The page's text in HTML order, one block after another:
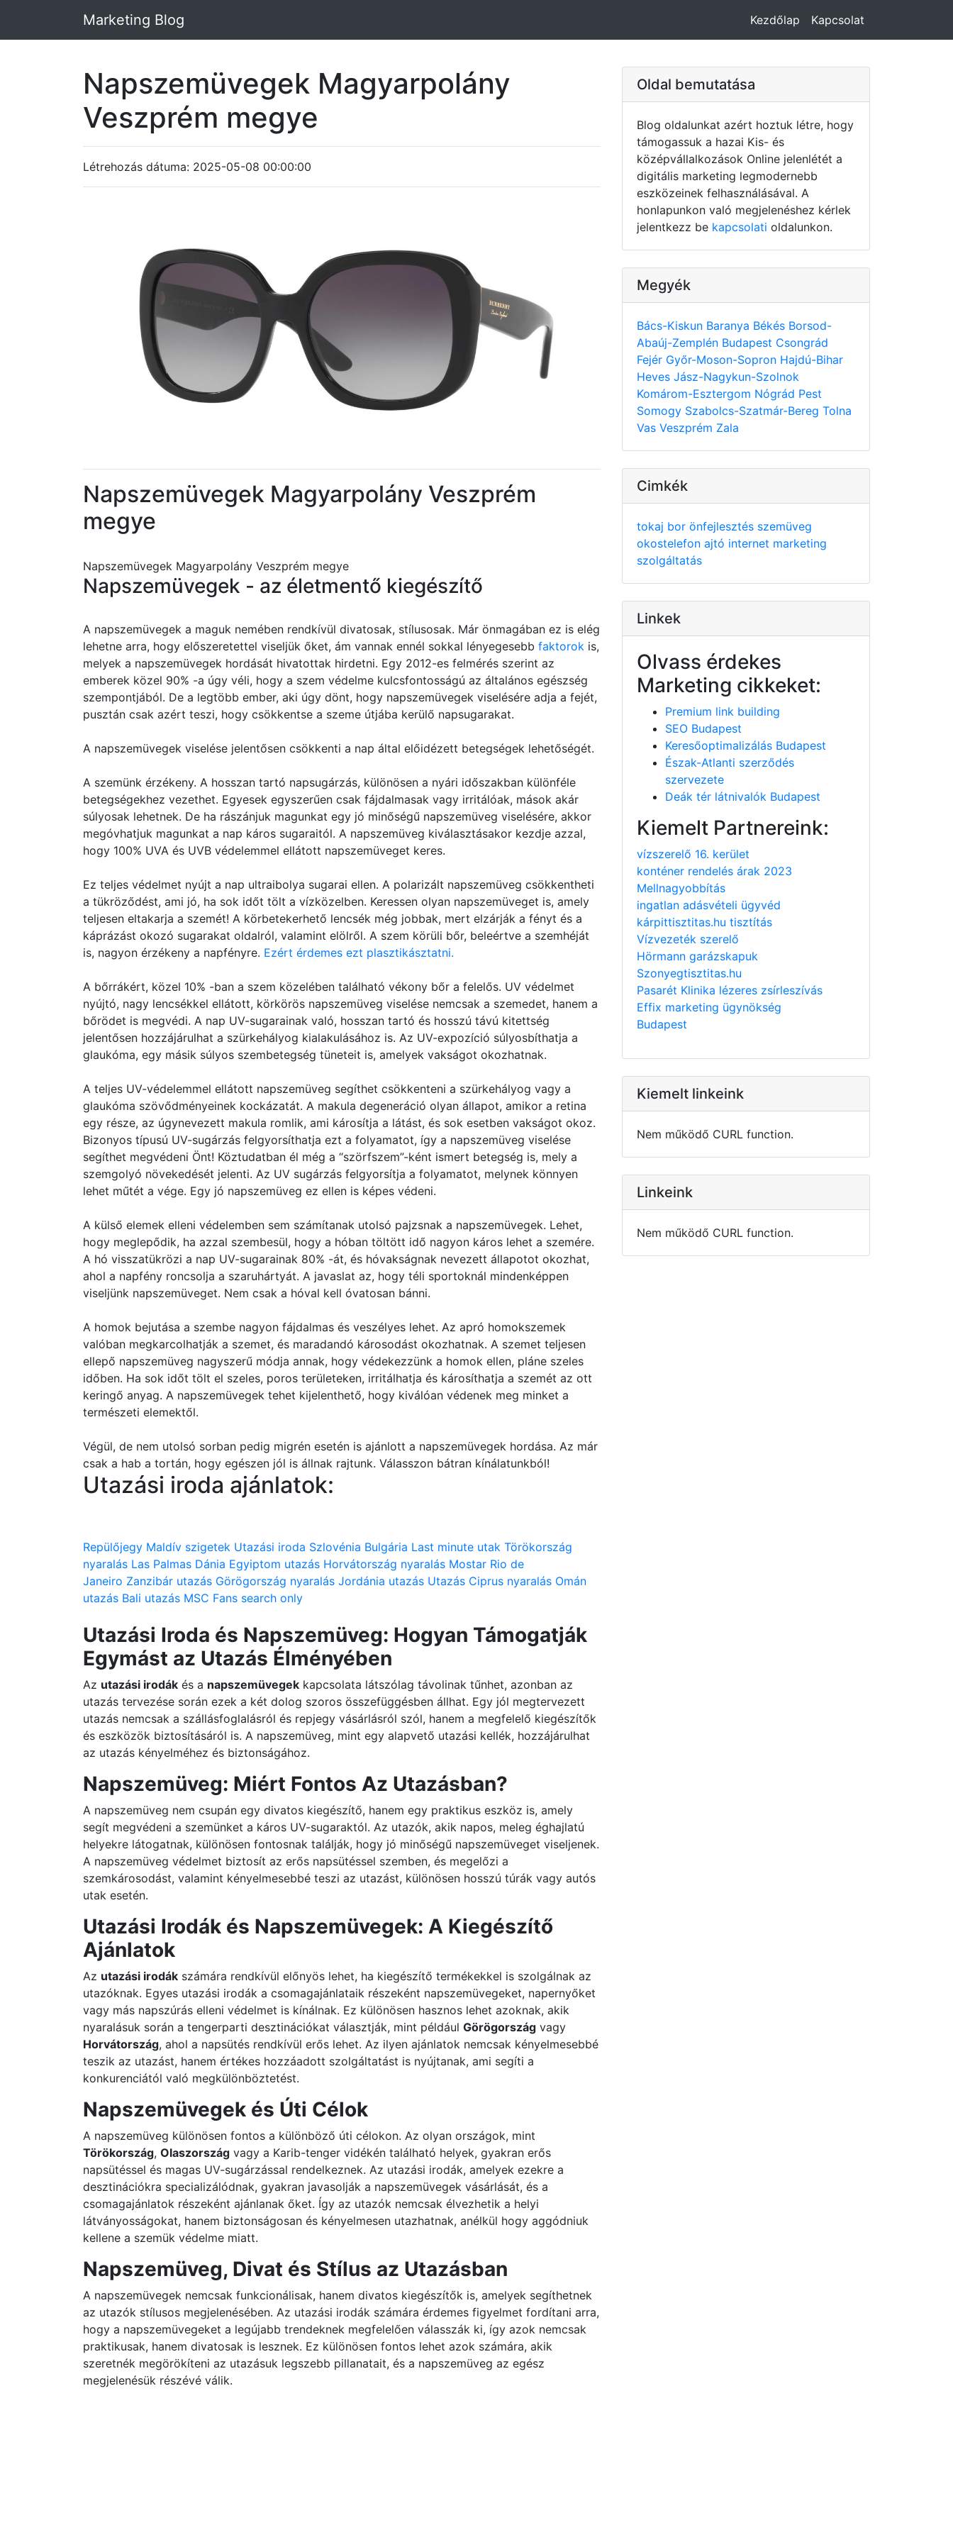
Marketing Blog Kezdőlap Kapcsolat
Napszemüvegek Magyarpolány
Veszprém megye
Létrehozás dátuma: 2025-05-08 00:00:00
Napszemüvegek Magyarpolány Veszprém
megye
Napszemüvegek Magyarpolány Veszprém megye
Napszemüvegek - az életmentő kiegészítő
A napszemüvegek a maguk nemében rendkívül divatosak, stílusosak. Már önmagában ez is elég
lehetne arra, hogy előszeretettel viseljük őket, ám vannak ennél sokkal lényegesebb faktorok is,
melyek a napszemüvegek hordását hivatottak hirdetni. Egy 2012-es felmérés szerint az
emberek közel 90% -a úgy véli, hogy a szem védelme kulcsfontosságú az általános egészség
szempontjából. De a legtöbb ember, aki úgy dönt, hogy napszemüvegek viselésére adja a fejét,
pusztán csak azért teszi, hogy csökkentse a szeme útjába kerülő napsugarakat.
A napszemüvegek viselése jelentősen csökkenti a nap által előidézett betegségek lehetőségét.
A szemünk érzékeny. A hosszan tartó napsugárzás, különösen a nyári időszakban különféle
betegségekhez vezethet. Egyesek egyszerűen csak fájdalmasak vagy irritálóak, mások akár
súlyosak lehetnek. De ha rászánjuk magunkat egy jó minőségű napszemüveg viselésére, akkor
megóvhatjuk magunkat a nap káros sugaraitól. A napszemüveg kiválasztásakor kezdje azzal,
hogy 100% UVA és UVB védelemmel ellátott napszemüveget keres.
Ez teljes védelmet nyújt a nap ultraibolya sugarai ellen. A polarizált napszemüveg csökkentheti
a tükröződést, ami jó, ha sok időt tölt a vízközelben. Keressen olyan napszemüveget is, amely
teljesen eltakarja a szemét! A körbetekerhető lencsék még jobbak, mert elzárják a fényt és a
káprázást okozó sugarakat oldalról, valamint elölről. A szem körüli bőr, beleértve a szemhéját
is, nagyon érzékeny a napfényre. Ezért érdemes ezt plasztikásztatni.
A bőrrákért, közel 10% -ban a szem közelében található vékony bőr a felelős. UV védelmet
nyújtó, nagy lencsékkel ellátott, körkörös napszemüveg viselése nemcsak a szemedet, hanem a
bőrödet is megvédi. A nap UV-sugarainak való, hosszan tartó és hosszú távú kitettség
jelentősen hozzájárulhat a szürkehályog kialakulásához is. Az UV-expozíció súlyosbíthatja a
glaukóma, egy másik súlyos szembetegség tüneteit is, amelyek vakságot okozhatnak.
A teljes UV-védelemmel ellátott napszemüveg segíthet csökkenteni a szürkehályog vagy a
glaukóma szövődményeinek kockázatát. A makula degeneráció olyan állapot, amikor a retina
egy része, az úgynevezett makula romlik, ami károsítja a látást, és sok esetben vakságot okoz.
Bizonyos típusú UV-sugárzás felgyorsíthatja ezt a folyamatot, így a napszemüveg viselése
segíthet megvédeni Önt! Köztudatban él még a “szörfszem”-ként ismert betegség is, mely a
szemgolyó növekedését jelenti. Az UV sugárzás felgyorsítja a folyamatot, melynek könnyen
lehet műtét a vége. Egy jó napszemüveg ez ellen is képes védeni.
A külső elemek elleni védelemben sem számítanak utolsó pajzsnak a napszemüvegek. Lehet,
hogy meglepődik, ha azzal szembesül, hogy a hóban töltött idő nagyon káros lehet a szemére.
A hó visszatükrözi a nap UV-sugarainak 80% -át, és hóvakságnak nevezett állapotot okozhat,
ahol a napfény roncsolja a szaruhártyát. A javaslat az, hogy téli sportoknál mindenképpen
viseljünk napszemüveget. Nem csak a hóval kell óvatosan bánni.
A homok bejutása a szembe nagyon fájdalmas és veszélyes lehet. Az apró homokszemek
valóban megkarcolhatják a szemet, és maradandó károsodást okozhatnak. A szemet teljesen
ellepő napszemüveg nagyszerű módja annak, hogy védekezzünk a homok ellen, pláne szeles
időben. Ha sok időt tölt el szeles, poros területeken, irritálhatja és károsíthatja a szemét az ott
keringő anyag. A napszemüvegek tehet kijelenthető, hogy kiválóan védenek meg minket a
természeti elemektől.
Végül, de nem utolsó sorban pedig migrén esetén is ajánlott a napszemüvegek hordása. Az már
csak a hab a tortán, hogy egészen jól is állnak rajtunk. Válasszon bátran kínálatunkból!
Utazási iroda ajánlatok:
Repülőjegy Maldív szigetek Utazási iroda Szlovénia Bulgária Last minute utak Törökország
nyaralás Las Palmas Dánia Egyiptom utazás Horvátország nyaralás Mostar Rio de
Janeiro Zanzibár utazás Görögország nyaralás Jordánia utazás Utazás Ciprus nyaralás Omán
utazás Bali utazás MSC Fans search only
Utazási Iroda és Napszemüveg: Hogyan Támogatják
Egymást az Utazás Élményében
Az utazási irodák és a napszemüvegek kapcsolata látszólag távolinak tűnhet, azonban az
utazás tervezése során ezek a két dolog szoros összefüggésben állhat. Egy jól megtervezett
utazás nemcsak a szállásfoglalásról és repjegy vásárlásról szól, hanem a megfelelő kiegészítők
és eszközök biztosításáról is. A napszemüveg, mint egy alapvető utazási kellék, hozzájárulhat
az utazás kényelméhez és biztonságához.
Napszemüveg: Miért Fontos Az Utazásban?
A napszemüveg nem csupán egy divatos kiegészítő, hanem egy praktikus eszköz is, amely
segít megvédeni a szemünket a káros UV-sugaraktól. Az utazók, akik napos, meleg éghajlatú
helyekre látogatnak, különösen fontosnak találják, hogy jó minőségű napszemüveget viseljenek.
A napszemüveg védelmet biztosít az erős napsütéssel szemben, és megelőzi a
szemkárosodást, valamint kényelmesebbé teszi az utazást, különösen hosszú túrák vagy autós
utak esetén.
Utazási Irodák és Napszemüvegek: A Kiegészítő
Ajánlatok
Az utazási irodák számára rendkívül előnyös lehet, ha kiegészítő termékekkel is szolgálnak az
utazóknak. Egyes utazási irodák a csomagajánlataik részeként napszemüvegeket, napernyőket
vagy más napszúrás elleni védelmet is kínálnak. Ez különösen hasznos lehet azoknak, akik
nyaralásuk során a tengerparti desztinációkat választják, mint például Görögország vagy
Horvátország, ahol a napsütés rendkívül erős lehet. Az ilyen ajánlatok nemcsak kényelmesebbé
teszik az utazást, hanem értékes hozzáadott szolgáltatást is nyújtanak, ami segíti a
konkurenciától való megkülönböztetést.
Napszemüvegek és Úti Célok
A napszemüveg különösen fontos a különböző úti célokon. Az olyan országok, mint
Törökország, Olaszország vagy a Karib-tenger vidékén található helyek, gyakran erős
napsütéssel és magas UV-sugárzással rendelkeznek. Az utazási irodák, amelyek ezekre a
desztinációkra specializálódnak, gyakran javasolják a napszemüvegek vásárlását, és a
csomagajánlatok részeként ajánlanak őket. Így az utazók nemcsak élvezhetik a helyi
látványosságokat, hanem biztonságosan és kényelmesen utazhatnak, anélkül hogy aggódniuk
kellene a szemük védelme miatt.
Napszemüveg, Divat és Stílus az Utazásban
A napszemüvegek nemcsak funkcionálisak, hanem divatos kiegészítők is, amelyek segíthetnek
az utazók stílusos megjelenésében. Az utazási irodák számára érdemes figyelmet fordítani arra,
hogy a napszemüvegeket a legújabb trendeknek megfelelően válasszák ki, így azok nemcsak
praktikusak, hanem divatosak is lesznek. Ez különösen fontos lehet azok számára, akik
szeretnék megörökíteni az utazásuk legszebb pillanatait, és a napszemüveg az egész
megjelenésük részévé válik.
Oldal bemutatása
Blog oldalunkat azért hoztuk létre, hogy
támogassuk a hazai Kis- és
középvállalkozások Online jelenlétét a
digitális marketing legmodernebb
eszközeinek felhasználásával. A
honlapunkon való megjelenéshez kérlek
jelentkezz be kapcsolati oldalunkon.
Megyék
Bács-Kiskun Baranya Békés Borsod-
Abaúj-Zemplén Budapest Csongrád
Fejér Győr-Moson-Sopron Hajdú-Bihar
Heves Jász-Nagykun-Szolnok
Komárom-Esztergom Nógrád Pest
Somogy Szabolcs-Szatmár-Bereg Tolna
Vas Veszprém Zala
Cimkék
tokaj bor önfejlesztés szemüveg
okostelefon ajtó internet marketing
szolgáltatás
Linkek
Olvass érdekes
Marketing cikkeket:
Premium link building
SEO Budapest
Keresőoptimalizálás Budapest
Észak-Atlanti szerződés
szervezete
Deák tér látnivalók Budapest
Kiemelt Partnereink:
vízszerelő 16. kerület
konténer rendelés árak 2023
Mellnagyobbítás
ingatlan adásvételi ügyvéd
kárpittisztitas.hu tisztítás
Vízvezeték szerelő
Hörmann garázskapuk
Szonyegtisztitas.hu
Pasarét Klinika lézeres zsírleszívás
Effix marketing ügynökség
Budapest
Kiemelt linkeink
Nem működő CURL function.
Linkeink
Nem működő CURL function.